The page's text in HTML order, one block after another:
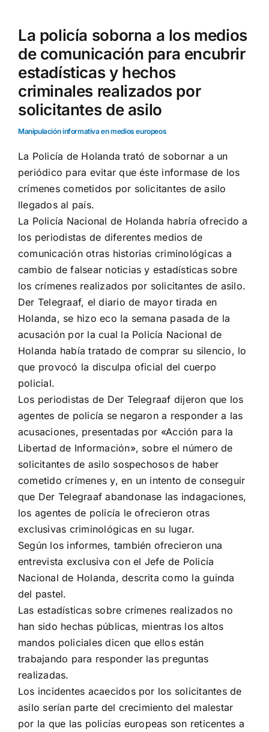
La policía soborna a los medios
de comunicación para encubrir
estadísticas y hechos
criminales realizados por
solicitantes de asilo
Manipulación informativa en medios europeos
La Policía de Holanda trató de sobornar a un
periódico para evitar que éste informase de los
crímenes cometidos por solicitantes de asilo
llegados al país.
La Policía Nacional de Holanda habría ofrecido a
los periodistas de diferentes medios de
comunicación otras historias criminológicas a
cambio de falsear noticias y estadísticas sobre
los crímenes realizados por solicitantes de asilo.
Der Telegraaf, el diario de mayor tirada en
Holanda, se hizo eco la semana pasada de la
acusación por la cual la Policía Nacional de
Holanda había tratado de comprar su silencio, lo
que provocó la disculpa oficial del cuerpo
policial.
Los periodistas de Der Telegraaf dijeron que los
agentes de policía se negaron a responder a las
acusaciones, presentadas por «Acción para la
Libertad de Información», sobre el número de
solicitantes de asilo sospechosos de haber
cometido crímenes y, en un intento de conseguir
que Der Telegraaf abandonase las indagaciones,
los agentes de policía le ofrecieron otras
exclusivas criminológicas en su lugar.
Según los informes, también ofrecieron una
entrevista exclusiva con el Jefe de Policía
Nacional de Holanda, descrita como la guinda
del pastel.
Las estadísticas sobre crímenes realizados no
han sido hechas públicas, mientras los altos
mandos policiales dicen que ellos están
trabajando para responder las preguntas
realizadas.
Los incidentes acaecidos por los solicitantes de
asilo serían parte del crecimiento del malestar
por la que las policías europeas son reticentes a